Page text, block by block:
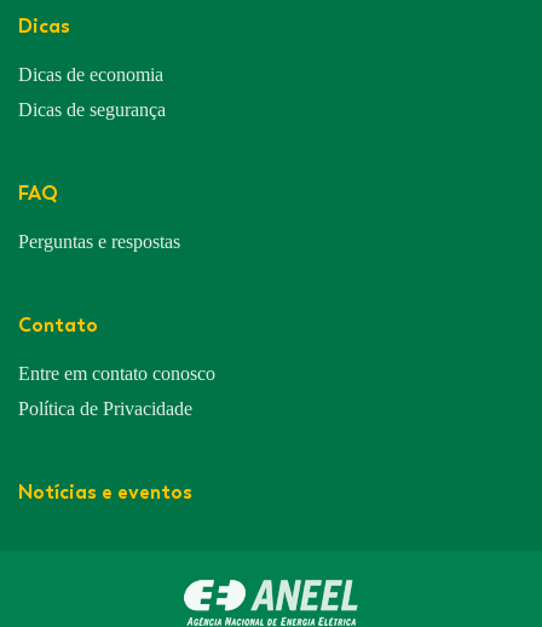
Dicas
Dicas de economia
Dicas de segurança
FAQ
Perguntas e respostas
Contato
Entre em contato conosco
Política de Privacidade
Notícias e eventos